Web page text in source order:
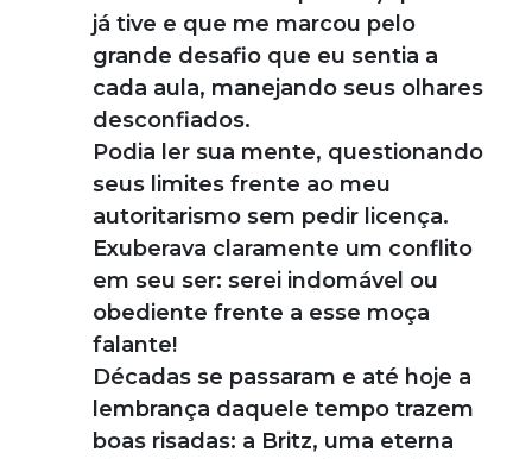
já tive e que me marcou pelo
grande desafio que eu sentia a
cada aula, manejando seus olhares
desconfiados.
Podia ler sua mente, questionando
seus limites frente ao meu
autoritarismo sem pedir licença.
Exuberava claramente um conflito
em seu ser: serei indomável ou
obediente frente a esse moça
falante!
Décadas se passaram e até hoje a
lembrança daquele tempo trazem
boas risadas: a Britz, uma eterna